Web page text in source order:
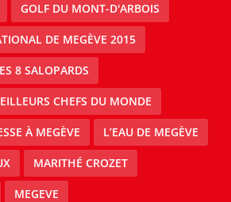
GOLF DU MONT-D'ARBOIS
DE MEGÈVE 2015
8 SALOPARDS
CHEFS DU MONDE
À MEGÈVE L’EAU DE MEGÈVE
MARITHÉ CROZET
MEGEVE